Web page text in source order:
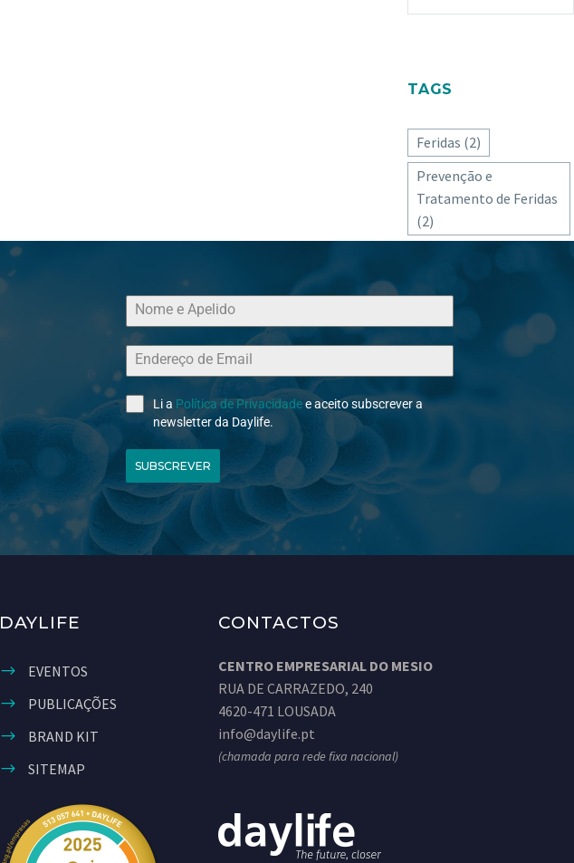
TAGS
Feridas (2)
Prevenção e
Tratamento de Feridas
(2)
Li a Política de Privacidadee aceito subscrever a
newsletter da Daylife.
SUBSCREVER
DAYLIFE
EVENTOS
PUBLICAÇÕES
BRAND KIT
SITEMAP
CONTACTOS
CENTRO EMPRESARIAL DO MESIO
RUA DE CARRAZEDO, 240
4620-471 LOUSADA
info@daylife.pt
(chamada para rede fixa nacional)